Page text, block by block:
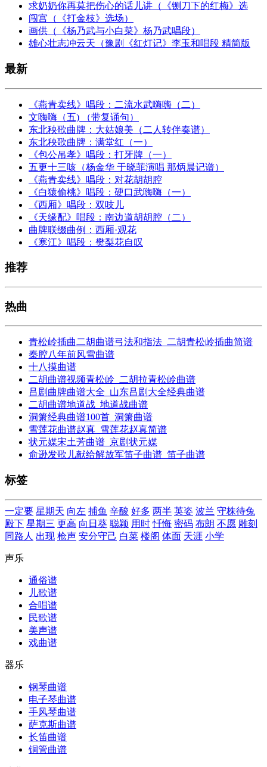
求奶奶你再莫把伤心的话儿讲（《铡刀下的红梅》选
闯宫（《打金枝》选场）
画供（《杨乃武与小白菜》杨乃武唱段）
雄心壮志冲云天（豫剧《红灯记》李玉和唱段 精简版
最新
《燕青卖线》唱段：二流水武嗨嗨（二）
文嗨嗨（五) （带复诵句）
东北秧歌曲牌：大姑娘美（二人转伴奏谱）
东北秧歌曲牌：满堂红（一）
《包公吊孝》唱段：打牙牌（一）
五更十三咳（杨金华 于晓菲演唱 那炳晨记谱）
《燕青卖线》唱段：对花胡胡腔
《白猿偷桃》唱段：硬口武嗨嗨（一）
《西厢》唱段：双吱儿
《天缘配》唱段：南边道胡胡腔（二）
曲牌联缀曲例：西厢·观花
《寒江》唱段：樊梨花自叹
推荐
热曲
青松岭插曲二胡曲谱弓法和指法_二胡青松岭插曲简谱
秦腔八年前风雪曲谱
十八摸曲谱
二胡曲谱视频青松岭_二胡拉青松岭曲谱
吕剧曲牌曲谱大全_山东吕剧大全经典曲谱
二胡曲谱地道战_地道战曲谱
洞箫经典曲谱100首_洞箫曲谱
雪莲花曲谱赵真_雪莲花赵真简谱
状元媒宋土芳曲谱_京剧状元媒
俞逊发歌儿献给解放军笛子曲谱_笛子曲谱
标签
一定要 星期天 向左 捕鱼 辛酸 好多 两半 英姿 波兰 守株待兔
殿下 星期三 更高 向日葵 聪颖 用时 忏悔 密码 布朗 不愿 雕刻
同路人 出现 枪声 安分守己 白菜 楼阁 体面 天涯 小学
声乐
通俗谱
儿歌谱
合唱谱
民歌谱
美声谱
戏曲谱
器乐
钢琴曲谱
电子琴曲谱
手风琴曲谱
萨克斯曲谱
长笛曲谱
铜管曲谱